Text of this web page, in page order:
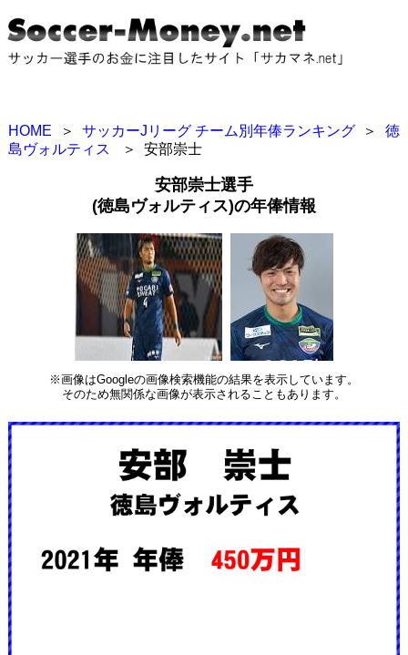
HOME ＞ サッカーJリーグ チーム別年俸ランキング ＞
徳
島ヴォルティス
＞ 安部崇士
安部崇士選手
(徳島ヴォルティス)の年俸情報
※画像はGoogleの画像検索機能の結果を表示しています。
そのため無関係な画像が表示されることもあります。